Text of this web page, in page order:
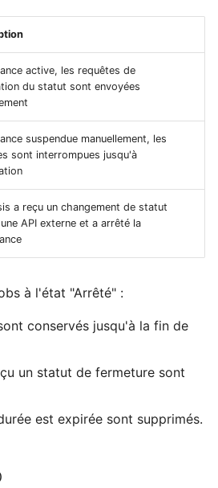
active, les requêtes de
du statut sont envoyées
suspendue manuellement, les
sont interrompues jusqu'à
a reçu un changement de statut
API externe et a arrêté la
à l'état "Arrêté" :
conservés jusqu'à la fin de
un statut de fermeture sont
est expirée sont supprimés.